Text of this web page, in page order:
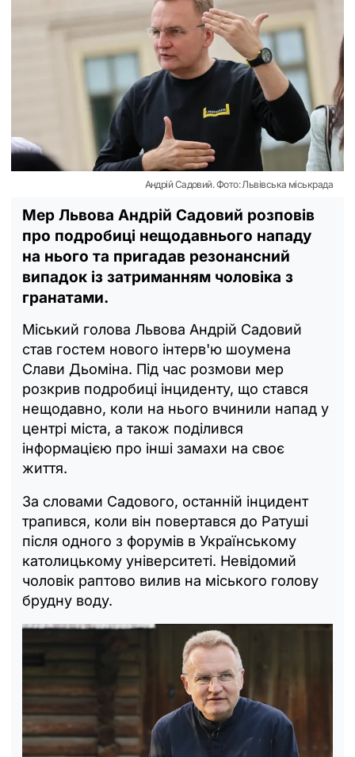
Андрій Садовий. Фото: Львівська міськрада
Мер Львова Андрій Садовий розповів
про подробиці нещодавнього нападу
на нього та пригадав резонансний
випадок із затриманням чоловіка з
гранатами.
Міський голова Львова Андрій Садовий
став гостем нового інтерв'ю шоумена
Слави Дьоміна. Під час розмови мер
розкрив подробиці інциденту, що стався
нещодавно, коли на нього вчинили напад у
центрі міста, а також поділився
інформацією про інші замахи на своє
життя.
За словами Садового, останній інцидент
трапився, коли він повертався до Ратуші
після одного з форумів в Українському
католицькому університеті. Невідомий
чоловік раптово вилив на міського голову
брудну воду.